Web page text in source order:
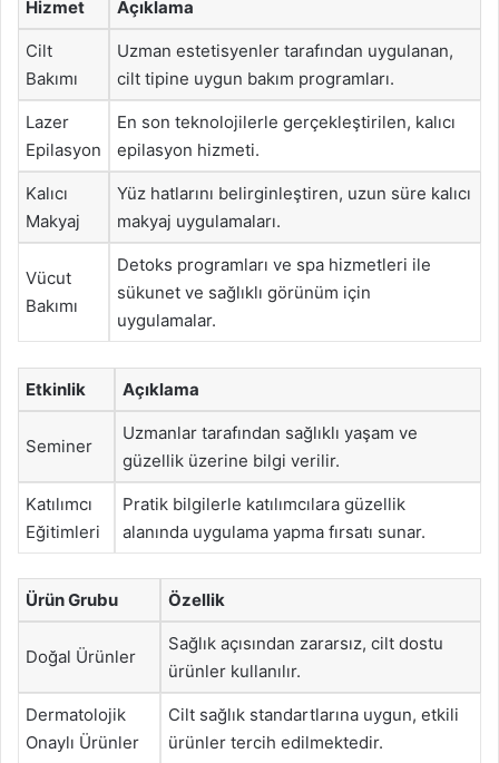
Hizmet Açıklama
Cilt
Bakımı
Uzman estetisyenler tarafından uygulanan,
cilt tipine uygun bakım programları.
Lazer
Epilasyon
En son teknolojilerle gerçekleştirilen, kalıcı
epilasyon hizmeti.
Kalıcı
Makyaj
Yüz hatlarını belirginleştiren, uzun süre kalıcı
makyaj uygulamaları.
Vücut
Bakımı
Detoks programları ve spa hizmetleri ile
sükunet ve sağlıklı görünüm için
uygulamalar.
Etkinlik Açıklama
Seminer
Uzmanlar tarafından sağlıklı yaşam ve
güzellik üzerine bilgi verilir.
Katılımcı
Eğitimleri
Pratik bilgilerle katılımcılara güzellik
alanında uygulama yapma fırsatı sunar.
Ürün Grubu Özellik
Doğal Ürünler
Sağlık açısından zararsız, cilt dostu
ürünler kullanılır.
Dermatolojik
Onaylı Ürünler
Cilt sağlık standartlarına uygun, etkili
ürünler tercih edilmektedir.